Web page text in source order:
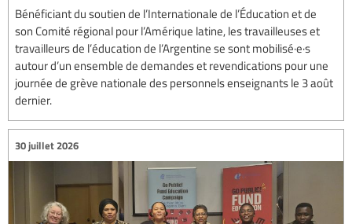
Bénéficiant du soutien de l’Internationale de l’Éducation et de
son Comité régional pour l’Amérique latine, les travailleuses et
travailleurs de l’éducation de l’Argentine se sont mobilisé·e·s
autour d’un ensemble de demandes et revendications pour une
journée de grève nationale des personnels enseignants le 3 août
dernier.
30 juillet 2026